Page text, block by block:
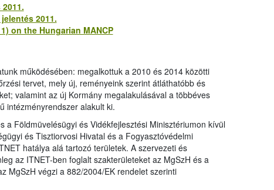
2011.
on the Hungarian MANCP
működésében: megalkottuk a 2010 és 2014 közötti
tervet, mely új, reményeink szerint átláthatóbb és
valamint az új Kormány megalakulásával a többéves
intézményrendszer alakult ki.
a Földmüvelésügyi és Vidékfejlesztési Minisztériumon kívül
és Tisztiorvosi Hivatal és a Fogyasztóvédelmi
hatálya alá tartozó területek. A szervezeti és
az ITNET-ben foglalt szakterületeket az MgSzH és a
MgSzH végzi a 882/2004/EK rendelet szerinti